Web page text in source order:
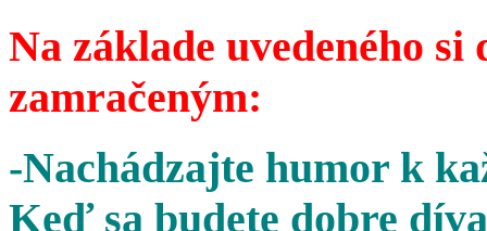
Na základe uvedeného
zamračeným:
-Nachádzajte humor k
Keď sa budete dobre